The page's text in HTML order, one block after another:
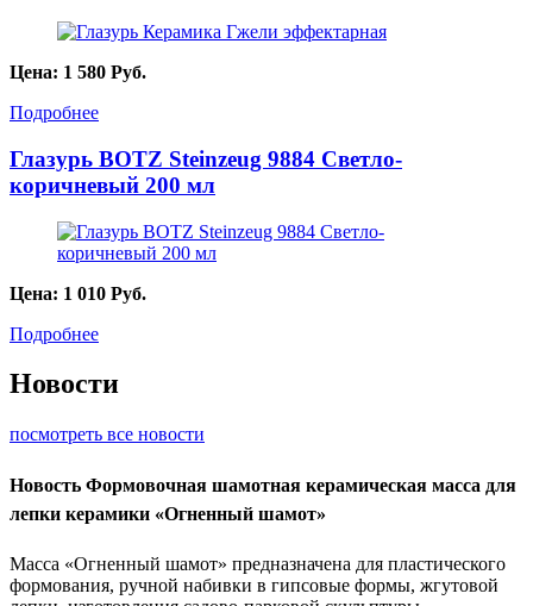
Цена: 1 580 Руб.
Подробнее
Глазурь BOTZ Steinzeug 9884 Светло-
коричневый 200 мл
Цена: 1 010 Руб.
Подробнее
Новости
посмотреть все новости
Новость Формовочная шамотная керамическая масса для
лепки керамики «Огненный шамот»
Масса «Огненный шамот» предназначена для пластического
формования, ручной набивки в гипсовые формы, жгутовой